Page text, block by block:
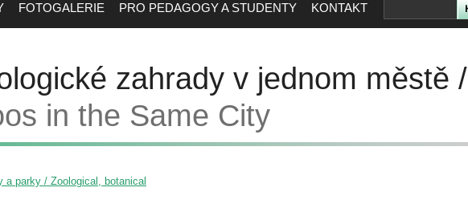
FOTOGALERIE PRO PEDAGOGY A STUDENTY KONTAKT
zahrady v jednom městě /
in the Same City
a parky / Zoological, botanical